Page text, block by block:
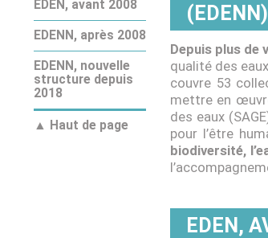
(EDENN)
Depuis plus de
qualité des
couvre 53
mettre en
des eaux
pour l’être
biodiversité,
EDEN,
EDEN, avant 2008
EDENN, après 2008
EDENN, nouvelle
structure depuis
2018
▲ Haut de page